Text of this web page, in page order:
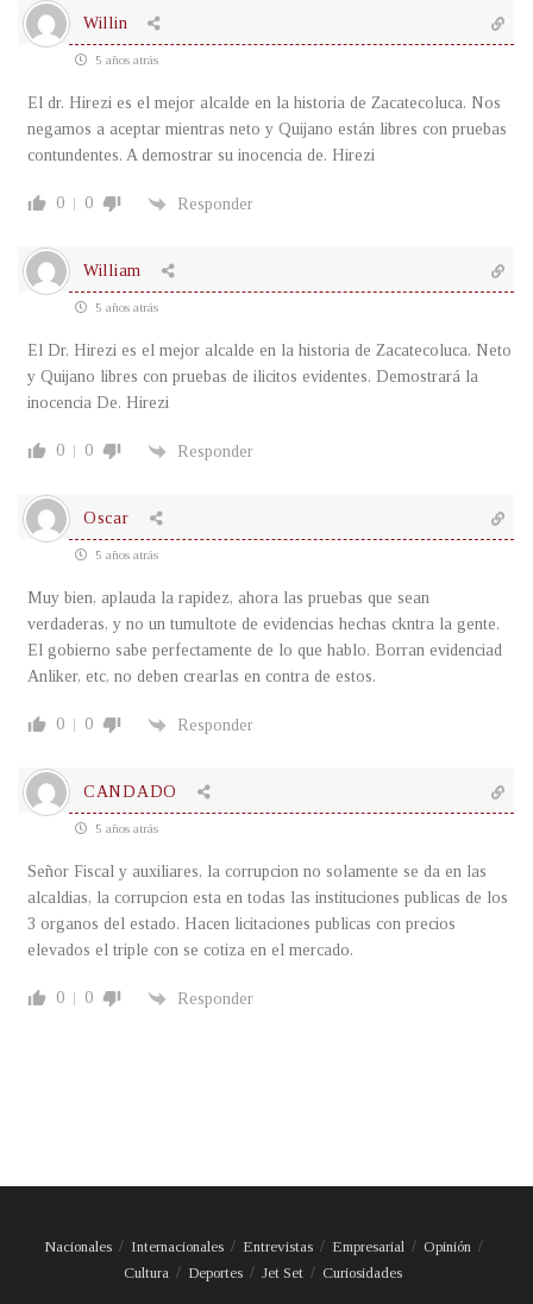
Willin
5 años atrás
El dr. Hirezi es el mejor alcalde en la historia de Zacatecoluca. Nos
negamos a aceptar mientras neto y Quijano están libres con pruebas
contundentes. A demostrar su inocencia de. Hirezi
0 0 Responder
William
5 años atrás
El Dr. Hirezi es el mejor alcalde en la historia de Zacatecoluca. Neto
y Quijano libres con pruebas de ilicitos evidentes. Demostrará la
inocencia De. Hirezi
0 0 Responder
Oscar
5 años atrás
Muy bien, aplauda la rapidez, ahora las pruebas que sean
verdaderas, y no un tumultote de evidencias hechas ckntra la gente.
El gobierno sabe perfectamente de lo que hablo. Borran evidenciad
Anliker, etc, no deben crearlas en contra de estos.
0 0 Responder
CANDADO
5 años atrás
Señor Fiscal y auxiliares, la corrupcion no solamente se da en las
alcaldias, la corrupcion esta en todas las instituciones publicas de los
3 organos del estado. Hacen licitaciones publicas con precios
elevados el triple con se cotiza en el mercado.
0 0 Responder
Nacionales Internacionales Entrevistas Empresarial
Opinión
Cultura
Deportes Jet Set Curiosidades